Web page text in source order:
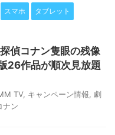
スマホ タブレット
偵コナン隻眼の残像
26作品が順次見放題
TV, キャンペーン情報
劇
ナン